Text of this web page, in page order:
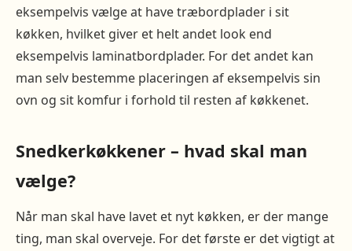
eksempelvis vælge at have træbordplader i sit
køkken, hvilket giver et helt andet look end
eksempelvis laminatbordplader. For det andet kan
man selv bestemme placeringen af eksempelvis sin
ovn og sit komfur i forhold til resten af køkkenet.
Snedkerkøkkener – hvad skal man
vælge?
Når man skal have lavet et nyt køkken, er der mange
ting, man skal overveje. For det første er det vigtigt at